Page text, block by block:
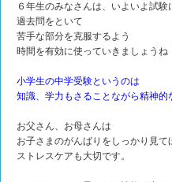
６年生のみなさんは、いよいよ試験
過去問をといて
苦手な部分を克服するよう
時間を有効に使っていきましょうね
小学生の中学受験というのは
知識、学力もさることながら精神的
お父さん、お母さんは
お子さまのがんばりをしっかり見て
ストレスケアも大切です。